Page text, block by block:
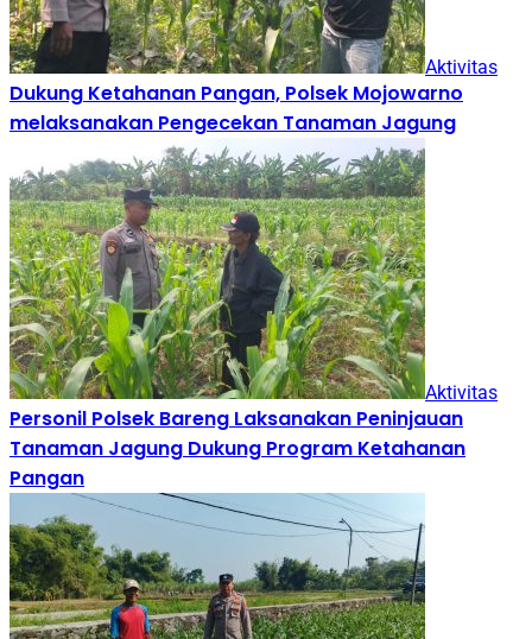
Aktivitas
Dukung Ketahanan Pangan, Polsek Mojowarno
melaksanakan Pengecekan Tanaman Jagung
Aktivitas
Personil Polsek Bareng Laksanakan Peninjauan
Tanaman Jagung Dukung Program Ketahanan
Pangan